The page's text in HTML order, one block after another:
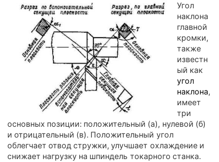
Угол
наклона
главной
кромки,
также
известн
ый как
угол
наклона,
имеет
три
основных позиции: положительный (а), нулевой (б)
и отрицательный (в). Положительный угол
облегчает отвод стружки, улучшает охлаждение и
снижает нагрузку на шпиндель токарного станка.